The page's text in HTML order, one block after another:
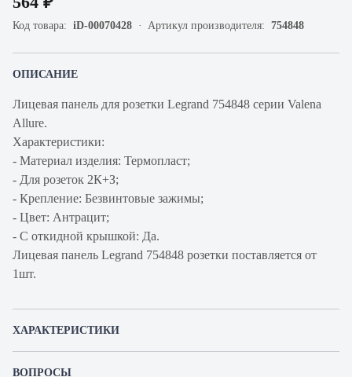
Код товара: iD-00070428 Артикул производителя: 754848
ОПИСАНИЕ
Лицевая панель для розетки Legrand 754848 серии Valena
Allure.
Характеристики:
- Материал изделия: Термопласт;
- Для розеток 2К+З;
- Крепление: Безвинтовые зажимы;
- Цвет: Антрацит;
- С откидной крышкой: Да.
Лицевая панель Legrand 754848 розетки поставляется от
1шт.
ХАРАКТЕРИСТИКИ
ВОПРОСЫ